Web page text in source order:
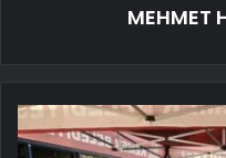
MEHMET